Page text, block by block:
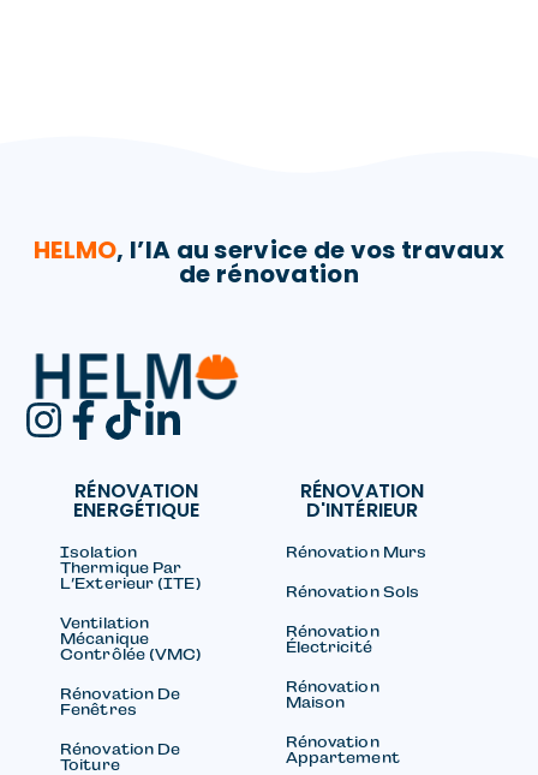
HELMO, l’IA au service de vos travaux
de rénovation​
RÉNOVATION
ENERGÉTIQUE
Isolation
Thermique Par
L’Exterieur (ITE)
Ventilation
Mécanique
Contrôlée (VMC)
Rénovation De
Fenêtres
Rénovation De
Toiture
RÉNOVATION
D'INTÉRIEUR
Rénovation Murs
Rénovation Sols
Rénovation
Électricité
Rénovation
Maison
Rénovation
Appartement